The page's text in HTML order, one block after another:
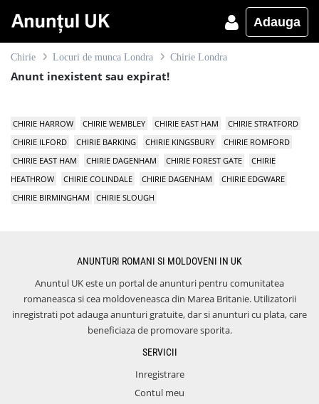
Adauga
Chirie Locuri de munca Londra Chirie Londra
Anunt inexistent sau expirat!
CHIRIE HARROW CHIRIE WEMBLEY CHIRIE EAST HAM
CHIRIE STRATFORD
CHIRIE ILFORD
CHIRIE BARKING CHIRIE KINGSBURY
CHIRIE ROMFORD
CHIRIE EAST HAM
CHIRIE DAGENHAM CHIRIE FOREST GATE
CHIRIE
HEATHROW
CHIRIE COLINDALE CHIRIE DAGENHAM
CHIRIE EDGWARE
CHIRIE BIRMINGHAM
CHIRIE SLOUGH
ANUNTURI ROMANI SI MOLDOVENI IN UK
Anuntul UK este un portal de anunturi pentru comunitatea
romaneasca si cea moldoveneasca din Marea Britanie. Utilizatorii
inregistrati pot adauga anunturi gratuite, dar si anunturi cu plata, care
beneficiaza de promovare sporita.
SERVICII
Inregistrare
Contul meu